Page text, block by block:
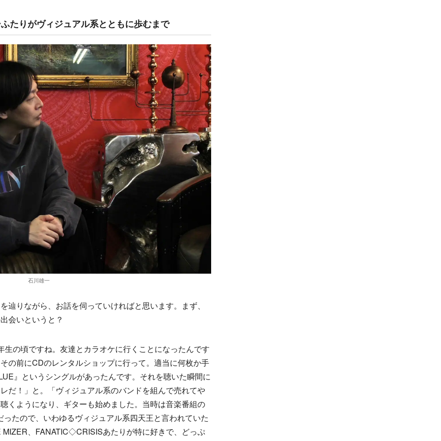
たりがヴィジュアル系とともに歩むまで
石川雄一
辿りながら、お話を伺っていければと思います。まず、
会いというと？
の頃ですね。友達とカラオケに行くことになったんです
の前にCDのレンタルショップに行って。適当に何枚か手
』というシングルがあったんです。それを聴いた瞬間に
だ！」と。「ヴィジュアル系のバンドを組んで売れてや
くようになり、ギターも始めました。当時は音楽番組の
たので、いわゆるヴィジュアル系四天王と言われていた
、FANATIC◇CRISISあたりが特に好きで、どっぷ